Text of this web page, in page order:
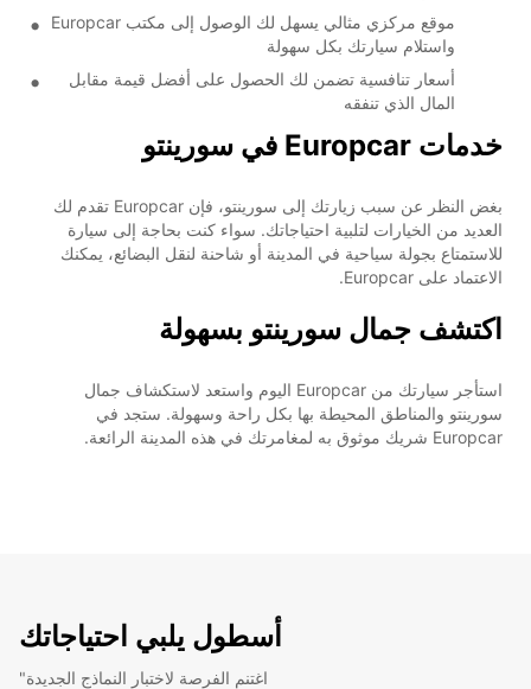
موقع مركزي مثالي يسهل لك الوصول إلى مكتب Europcar
واستلام سيارتك بكل سهولة
أسعار تنافسية تضمن لك الحصول على أفضل قيمة مقابل
المال الذي تنفقه
خدمات Europcar في سورينتو
بغض النظر عن سبب زيارتك إلى سورينتو، فإن Europcar تقدم لك
العديد من الخيارات لتلبية احتياجاتك. سواء كنت بحاجة إلى سيارة
للاستمتاع بجولة سياحية في المدينة أو شاحنة لنقل البضائع، يمكنك
الاعتماد على Europcar.
اكتشف جمال سورينتو بسهولة
استأجر سيارتك من Europcar اليوم واستعد لاستكشاف جمال
سورينتو والمناطق المحيطة بها بكل راحة وسهولة. ستجد في
Europcar شريك موثوق به لمغامرتك في هذه المدينة الرائعة.
أسطول يلبي احتياجاتك
"اغتنم الفرصة لاختبار النماذج الجديدة